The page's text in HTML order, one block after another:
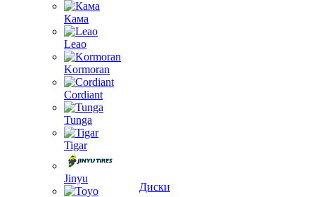
Кама
Leao
Kormoran
Cordiant
Tunga
Tigar
Jinyu
Диски